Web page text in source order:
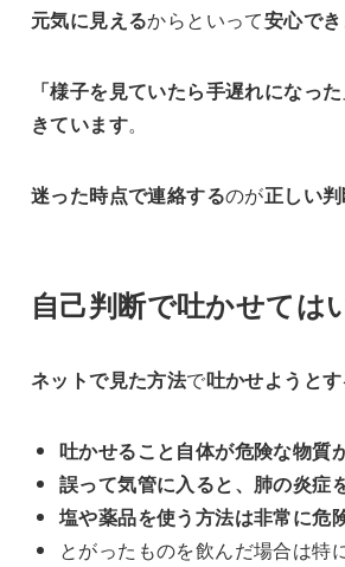
元気に見えるからといって安心で
「様子を見ていたら手遅れになった
きています。
迷った時点で連絡するのが正しい
自己判断で吐かせては
ネットで見た方法で吐かせようとす
吐かせること自体が危険な物質
誤って気管に入ると、肺の炎症
塩や薬品を使う方法は非常に危
とがったものを飲んだ場合は特